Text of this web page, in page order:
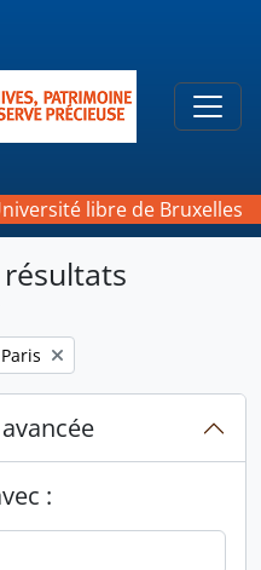
libre de Bruxelles
Remove filter:
Paris
: